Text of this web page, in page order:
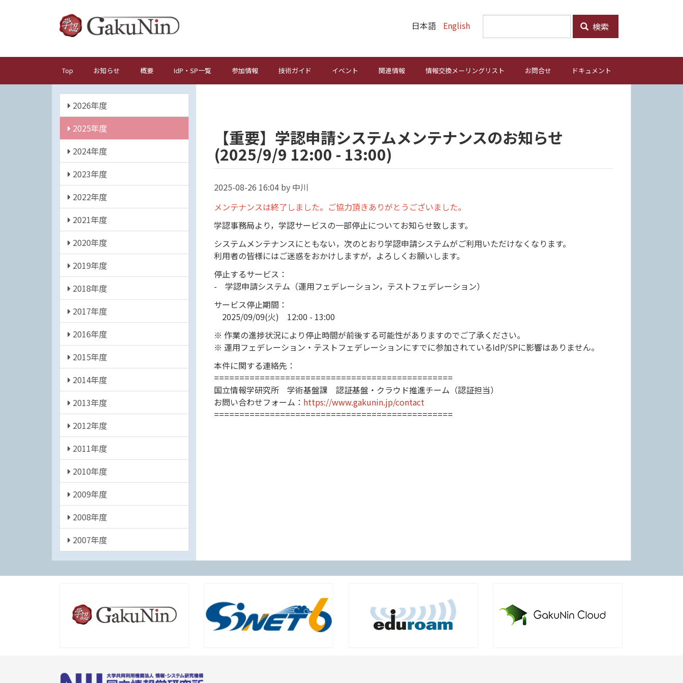
ン
検索
日本語 English
メ
イ
ナ
ー
ョ
ン
Top お知らせ 概要 IdP・SP一覧 参加情報 技術ガイド イベント 関連情報 情報交換メーリングリスト お問合せ ドキュメント
年
度
2026年度
2025年度
2024年度
2023年度
2022年度
2021年度
2020年度
2019年度
2018年度
2017年度
2016年度
2015年度
2014年度
2013年度
2012年度
2011年度
2010年度
2009年度
2008年度
2007年度
【重要】学認申請システムメンテナンスのお知らせ
(2025/9/9 12:00 - 13:00)
2025-08-26 16:04 by 中川
メンテナンスは終了しました。ご協力頂きありがとうございました。
学認事務局より，学認サービスの一部停止についてお知らせ致します。
システムメンテナンスにともない，次のとおり学認申請システムがご利用いただけなくなります。
利用者の皆様にはご迷惑をおかけしますが，よろしくお願いします。
停止するサービス：
- 学認申請システム（運用フェデレーション，テストフェデレーション）
サービス停止期間：
2025/09/09(火) 12:00 - 13:00
※ 作業の進捗状況により停止時間が前後する可能性がありますのでご了承ください。
※ 運用フェデレーション・テストフェデレーションにすでに参加されているIdP/SPに影響はありません。
本件に関する連絡先：
===============================================
国立情報学研究所 学術基盤課 認証基盤・クラウド推進チーム（認証担当）
お問い合わせフォーム： https://www.gakunin.jp/contact
===============================================